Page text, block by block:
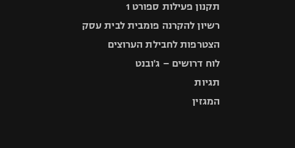
תקנון פעילות ספורט 1
רשיון להקרנה פומבית לבית עסק
הצטרפות לחבילת הערוצים
לוח דרושים – ג'ובנט
תגיות
המגזין